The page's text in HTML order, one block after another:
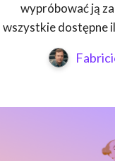
wypróbować ją
wszystkie dostępne